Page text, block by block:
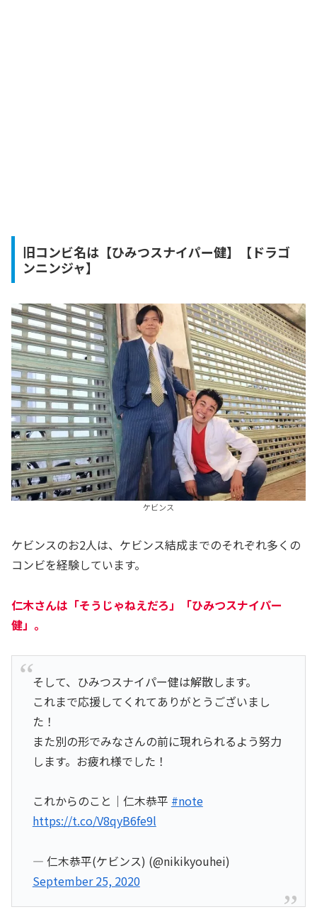
旧コンビ名は【ひみつスナイパー健】【ドラゴ
ンニンジャ】
ケビンス
ケビンスのお2人は、ケビンス結成までのそれぞれ多くの
コンビを経験しています。
仁木さんは「そうじゃねえだろ 」「ひみつスナイパー
健」。
そして、ひみつスナイパー健は解散します。
これまで応援してくれてありがとうございまし
た！
また別の形でみなさんの前に現れられるよう努力
します。お疲れ様でした！
これからのこと｜仁木恭平 #note
https://t.co/V8qyB6fe9l
— 仁木恭平(ケビンス) (@nikikyouhei)
September 25, 2020